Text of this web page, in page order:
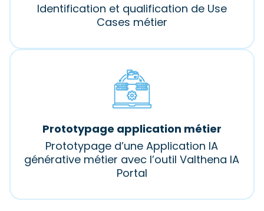
Identification et qualification de Use
Cases métier
Prototypage application métier
Prototypage d’une Application IA
générative métier avec l’outil Valthena IA
Portal